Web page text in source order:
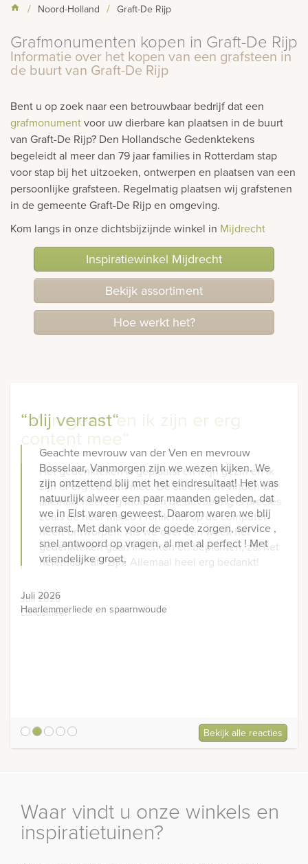
Noord-Holland Graft-De Rijp
Grafmonumenten kopen in Graft-De Rijp
Informatie over het kopen van een grafsteen in
de buurt van Graft-De Rijp
Bent u op zoek naar een betrouwbaar bedrijf dat een
grafmonumentvoor uw dierbare kan plaatsen in de buurt
van Graft-De Rijp? Den Hollandsche Gedenktekens
begeleidt al meer dan 79 jaar families in Rotterdam stap
voor stap bij het uitzoeken, ontwerpen en plaatsen van een
persoonlijke grafsteen. Regelmatig plaatsen wij grafstenen
in de gemeente Graft-De Rijp en omgeving.
Kom langs in onze dichtsbijzijnde winkel in Mijdrecht
Inspiratiewinkel Mijdrecht
Bekijk assortiment
Hoe werkt het?
Bekijk alle reacties
“blij verrast“
Geachte mevrouw van der Ven en mevrouw
Bosselaar, Vanmorgen zijn we wezen kijken. We
zijn ontzettend blij met het eindresultaat! Het was
natuurlijk alweer een paar maanden geleden, dat
we in Elst waren geweest. Daarom waren we blij
verrast. Met dank voor de goede zorgen, service ,
snel antwoord op vragen, al met al perfect ! Met
vriendelijke groet,
Juli 2026
Haarlemmerliede en spaarnwoude
“Mijn gezin en ik zijn er erg
content mee“
Het gedenkteken is geplaatst en mijn gezin en ik
zijn er erg content mee. De steensoort vinden we
allemaal heel erg mooi. En de uitvoering is precies
zoals de heer Marco Fronik het op de computer
heeft ontworpen. Als we over een week het
gedenkteken gaan inrichten en beplanten, zal het
helemaal ' af ' zijn. Allemaal heel erg bedankt!
Juli 2026
Landsmeer
Waar vindt u onze winkels en
inspiratietuinen?